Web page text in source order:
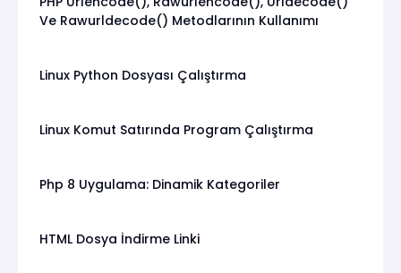
Ve Rawurldecode() Metodlarının Kullanımı
Linux Python Dosyası Çalıştırma
Linux Komut Satırında Program Çalıştırma
Php 8 Uygulama: Dinamik Kategoriler
HTML Dosya İndirme Linki